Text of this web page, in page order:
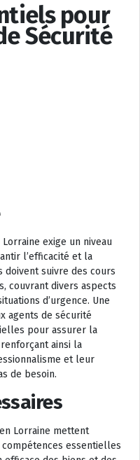
pour
Sécurité
exige un niveau
l’efficacité et la
doivent suivre des cours
couvrant divers aspects
d’urgence. Une
agents de sécurité
pour assurer la
ainsi la
et leur
de besoin.
Lorraine mettent
essentielles